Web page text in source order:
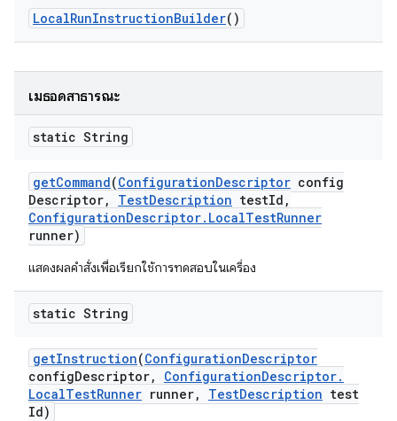
LocalRunInstructionBuilder()
เมธอดสาธารณะ
static String
getCommand(ConfigurationDescriptor config
Descriptor, TestDescription testId ,
ConfigurationDescriptor. LocalTestRunner
runner)
แสดงผลคําสั่งเพื่อเรียกใช้การทดสอบในเครื่อง
static String
getInstruction(ConfigurationDescriptor
configDescriptor, ConfigurationDescriptor.
LocalTestRunner runner, TestDescription test
Id)